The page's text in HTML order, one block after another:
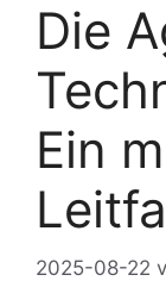
Die
Ein
2025-08-22